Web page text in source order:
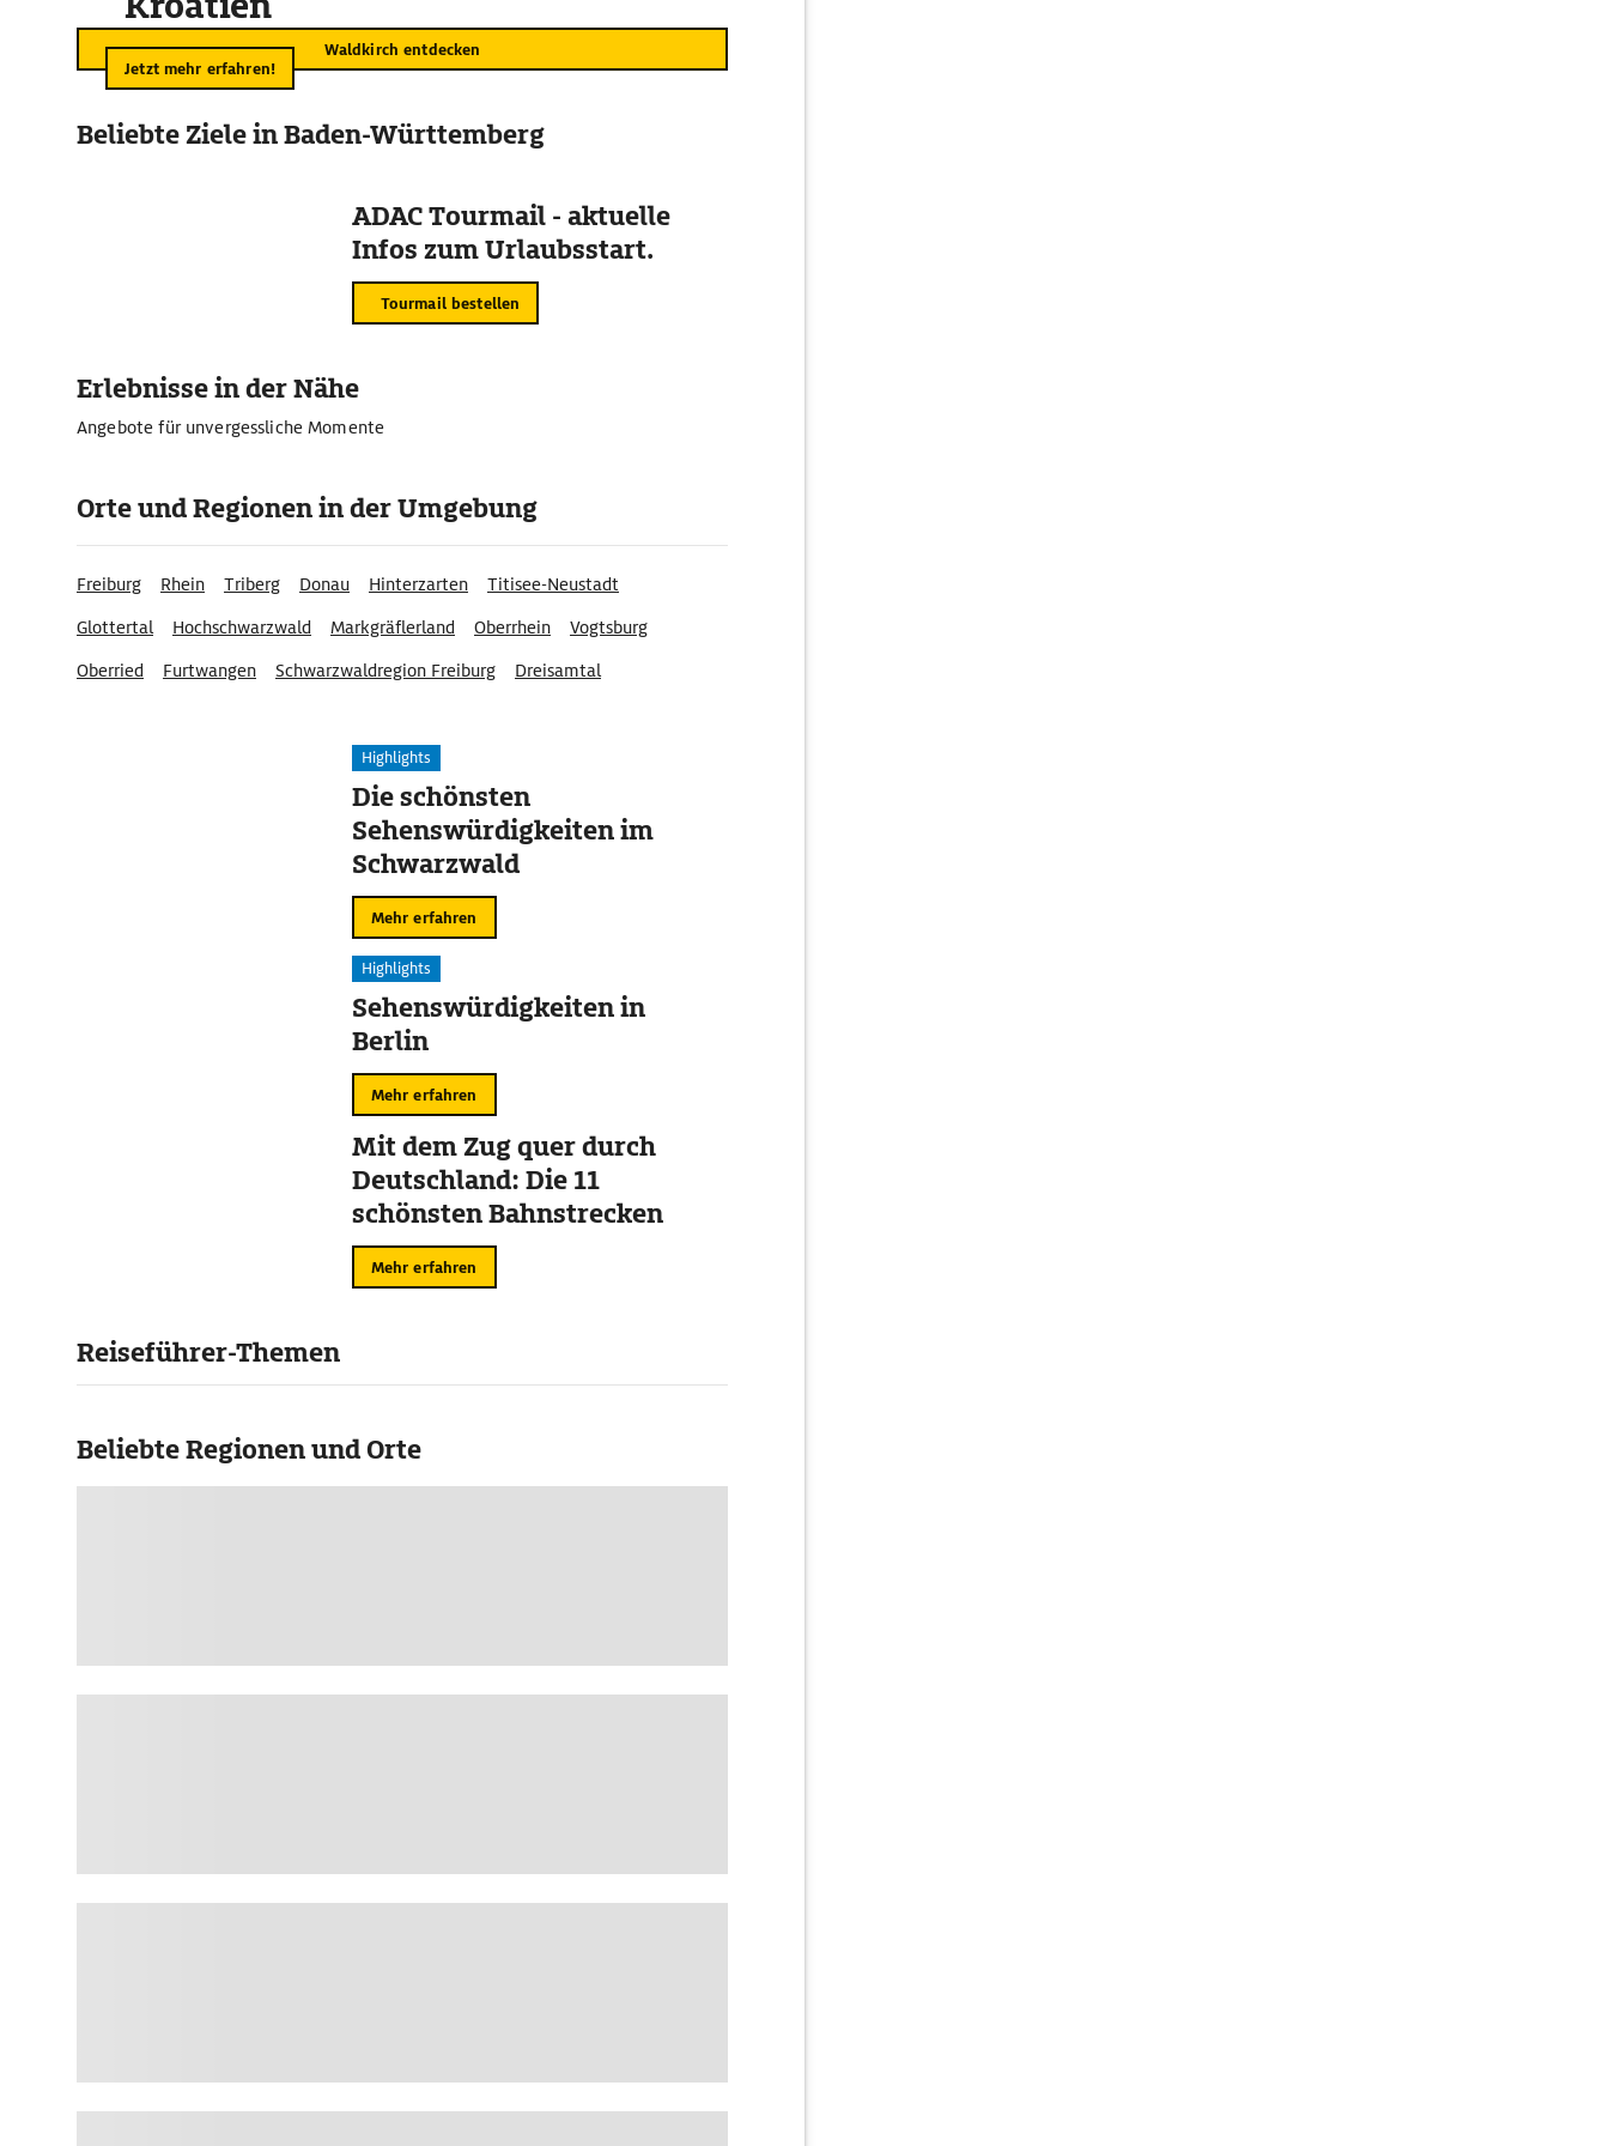
Waldkirch entdecken
Jetzt mehr erfahren!
Beliebte Ziele in Baden-Württemberg
ADAC Tourmail - aktuelle
Infos zum Urlaubsstart.
Tourmail bestellen
Erlebnisse in der Nähe
Angebote für unvergessliche Momente
Orte und Regionen in der Umgebung
Freiburg Rhein Triberg Donau Hinterzarten
Titisee-Neustadt
Glottertal
Hochschwarzwald Markgräflerland Oberrhein
Vogtsburg
Oberried
Furtwangen Schwarzwaldregion Freiburg
Dreisamtal
Highlights
Die schönsten
Sehenswürdigkeiten im
Schwarzwald
Mehr erfahren
Highlights
Sehenswürdigkeiten in
Berlin
Mehr erfahren
Mit dem Zug quer durch
Deutschland: Die 11
schönsten Bahnstrecken
Mehr erfahren
Reiseführer-Themen
Beliebte Regionen und Orte